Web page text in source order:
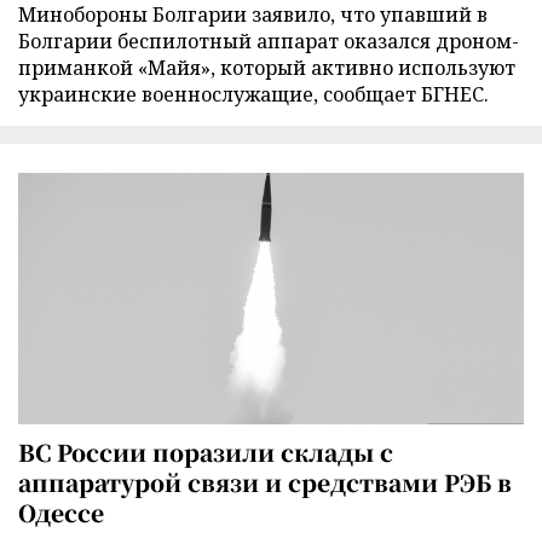
Минобороны Болгарии заявило, что упавший в
Болгарии беспилотный аппарат оказался дроном-
приманкой «Майя», который активно используют
украинские военнослужащие, сообщает БГНЕС.
ВС России поразили склады с
аппаратурой связи и средствами РЭБ в
Одессе